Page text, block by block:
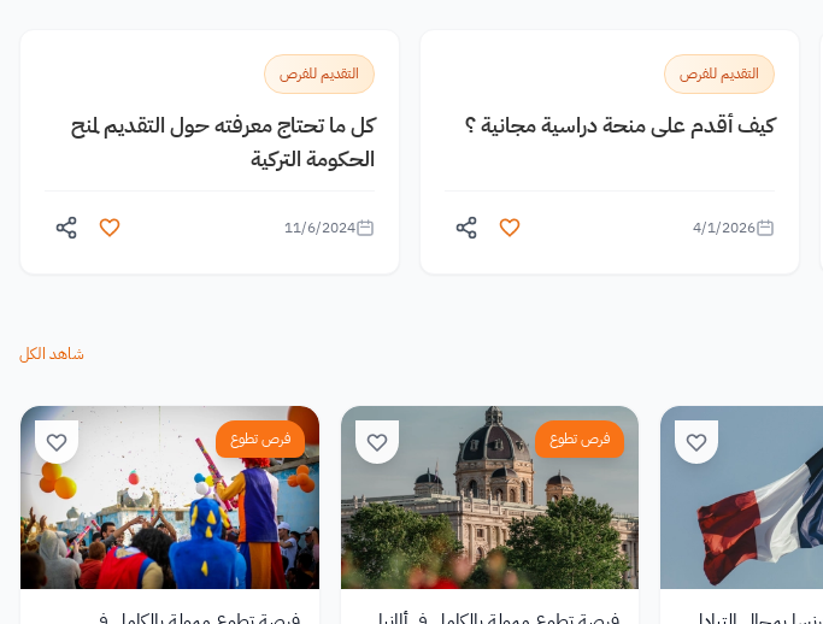
التقديم للفرص
كيف أقدم على منحة دراسية مجانية ؟
4/1/2026
التقديم للفرص
كل ما تحتاج معرفته حول التقديم لمنح
الحكومة التركية
11/6/2024
شاهد الكل
فرص تطوع فرص تطوع